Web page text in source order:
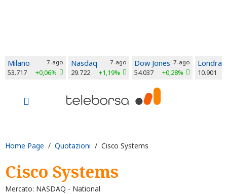
Milano 7-ago
53.717 +0,06%
Nasdaq 7-ago
29.722 +1,19%
Dow Jones 7-ago
54.037 +0,28%
Londra
10.901
Home Page / Quotazioni / Cisco Systems
Cisco Systems
Mercato: NASDAQ - National